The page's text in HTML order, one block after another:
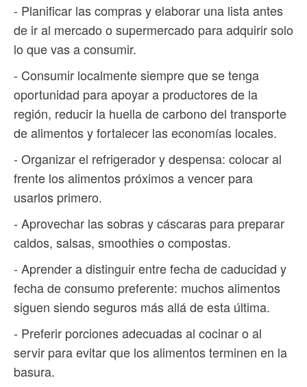
- Planificar las compras y elaborar una lista antes
de ir al mercado o supermercado para adquirir solo
lo que vas a consumir.
- Consumir localmente siempre que se tenga
oportunidad para apoyar a productores de la
región, reducir la huella de carbono del transporte
de alimentos y fortalecer las economías locales.
- Organizar el refrigerador y despensa: colocar al
frente los alimentos próximos a vencer para
usarlos primero.
- Aprovechar las sobras y cáscaras para preparar
caldos, salsas, smoothies o compostas.
- Aprender a distinguir entre fecha de caducidad y
fecha de consumo preferente: muchos alimentos
siguen siendo seguros más allá de esta última.
- Preferir porciones adecuadas al cocinar o al
servir para evitar que los alimentos terminen en la
basura.